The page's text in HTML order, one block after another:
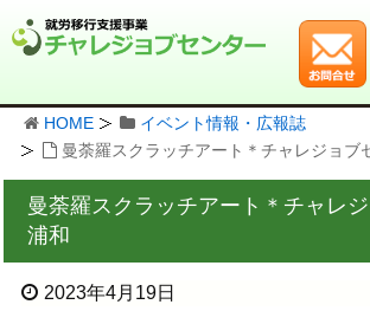
HOME
イベント情報・広報誌
曼荼羅スクラッチアート＊チャレジョブ
曼荼羅スクラッチアート＊チャレ
浦和
2023年4月19日